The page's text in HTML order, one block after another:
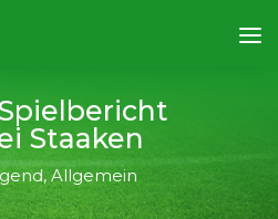
Staaken
,Allgemein